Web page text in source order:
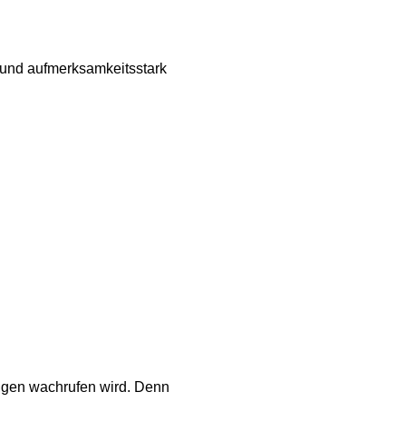
aufmerksamkeitsstark
wachrufen wird. Denn